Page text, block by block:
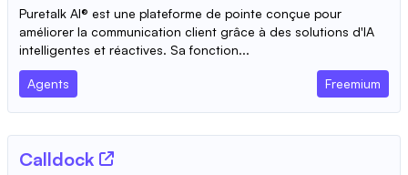
Puretalk AI® est une plateforme de pointe conçue pour
améliorer la communication client grâce à des solutions d'IA
intelligentes et réactives. Sa fonction...
Agents Freemium
Calldock